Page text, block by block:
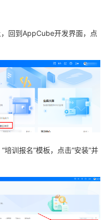
回到AppCube开发界面，点
训报名”模板，点击“安装”并